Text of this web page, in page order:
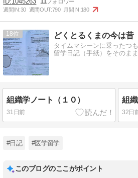
週間IN:30 週間OUT:790 月間IN:180
18 どくとるくまの今は昔
タイムマシーンに乗ったつ
留学日記（手紙）をそのまま
組織学ノート（１０）
31日前
組
32日
#日記 #医学留学
このブログのここがポイント